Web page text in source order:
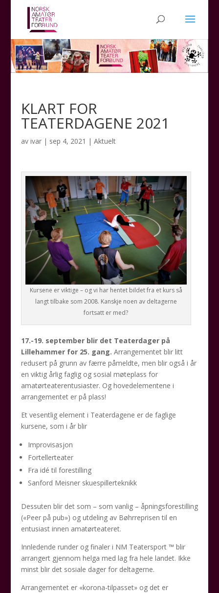
KLART FOR
TEATERDAGENE 2021
av ivar| sep 4, 2021 | Aktuelt
Kursene er viktige – og vi har hentet bildet fra et kurs så
langt tilbake som 2008. Kanskje noen av deltagerne
fortsatt er med?
17.-19. september blir det Teaterdager på
Lillehammer for 25. gang. Arrangementet blir litt
redusert på grunn av færre påmeldte, men blir også i år
en viktig årlig faglig og sosial møteplass for
amatørteaterentusiaster. Og hovedelementene i
arrangementet er på plass!
Et vesentlig element i Teaterdagene er de faglige
kursene, som i år blir
Improvisasjon
Fortellerteater
Fra idé til forestilling
Sanford Meisner skuespillerteknikk
Dessuten blir det som – som vanlig – åpningsforestilling
(«Peer på pub») og utdeling av Bøhrreprisen til en
entusiast innen amatørteateret.
Innledende runder og finaler i NM Teatersport ™ blir
arrangert gjennom helga med lag fra hele landet. Ikke
minst blir det sosiale dager for deltagerne.
Arrangementet er «korona-tilpasset» og det er